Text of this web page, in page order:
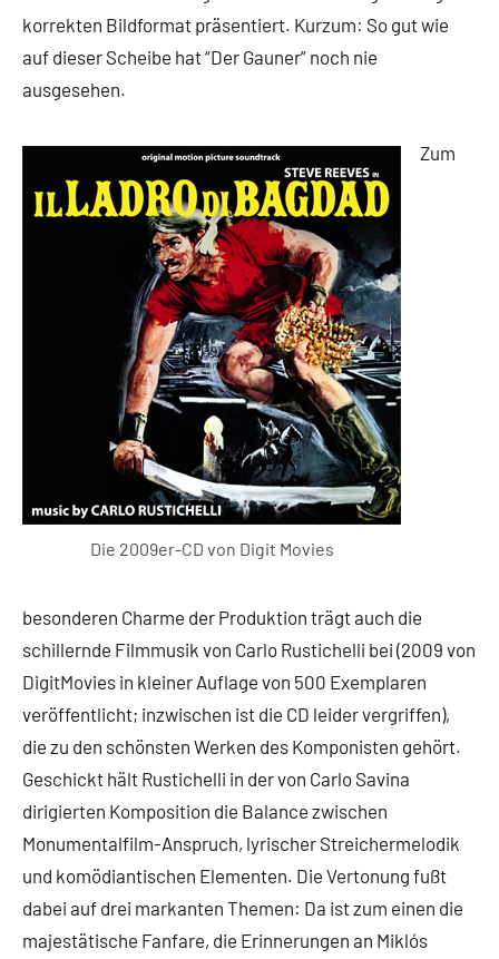
korrekten Bildformat präsentiert. Kurzum: So gut wie
auf dieser Scheibe hat “Der Gauner” noch nie
ausgesehen.
Die 2009er-CD von Digit Movies
Zum
besonderen Charme der Produktion trägt auch die
schillernde Filmmusik von Carlo Rustichelli bei (2009 von
DigitMovies in kleiner Auflage von 500 Exemplaren
veröffentlicht; inzwischen ist die CD leider vergriffen),
die zu den schönsten Werken des Komponisten gehört.
Geschickt hält Rustichelli in der von Carlo Savina
dirigierten Komposition die Balance zwischen
Monumentalfilm-Anspruch, lyrischer Streichermelodik
und komödiantischen Elementen. Die Vertonung fußt
dabei auf drei markanten Themen: Da ist zum einen die
majestätische Fanfare, die Erinnerungen an Miklós